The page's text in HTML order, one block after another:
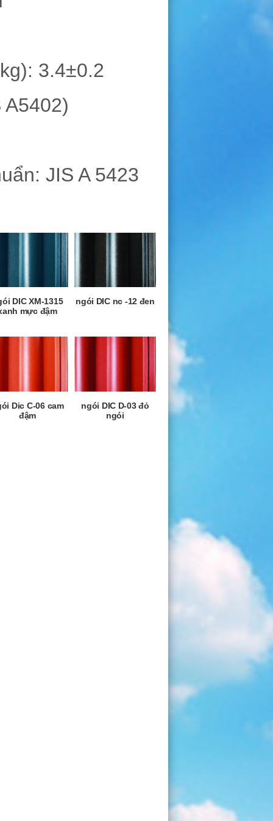
3.4±0.2
JIS A 5423
DIC XM-1315
mực đậm
ngói DIC nc -12 đen
Dic C-06 cam
đậm
ngói DIC D-03 đỏ
ngói